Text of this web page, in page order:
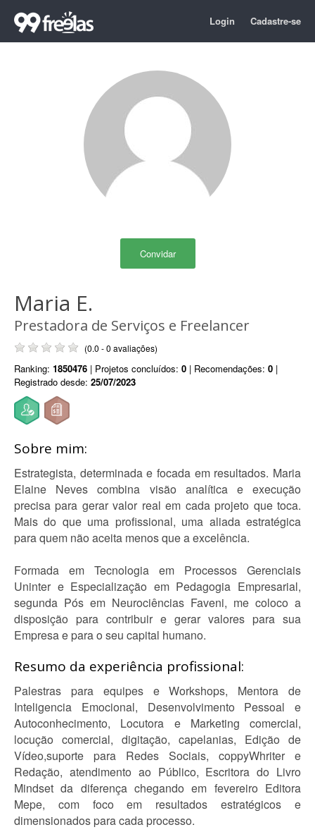
Login Cadastre-se
Convidar
Maria E.
Prestadora de Serviços e Freelancer
(0.0 - 0 avaliações)
Ranking: 1850476 | Projetos concluídos: 0 | Recomendações: 0 |
Registrado desde: 25/07/2023
Sobre mim:
Estrategista, determinada e focada em resultados. Maria
Elaine Neves combina visão analítica e execução
precisa para gerar valor real em cada projeto que toca.
Mais do que uma profissional, uma aliada estratégica
para quem não aceita menos que a excelência.
Formada em Tecnologia em Processos Gerenciais
Uninter e Especialização em Pedagogia Empresarial,
segunda Pós em Neurociências Faveni, me coloco a
disposição para contribuir e gerar valores para sua
Empresa e para o seu capital humano.
Resumo da experiência profissional:
Palestras para equipes e Workshops, Mentora de
Inteligencia Emocional, Desenvolvimento Pessoal e
Autoconhecimento, Locutora e Marketing comercial,
locução comercial, digitação, capelanias, Edição de
Vídeo,suporte para Redes Sociais, coppyWhriter e
Redação, atendimento ao Público, Escritora do Livro
Mindset da diferença chegando em fevereiro Editora
Mepe, com foco em resultados estratégicos e
dimensionados para cada processo.